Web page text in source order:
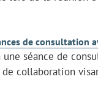
de consultation
séance de
collaboration